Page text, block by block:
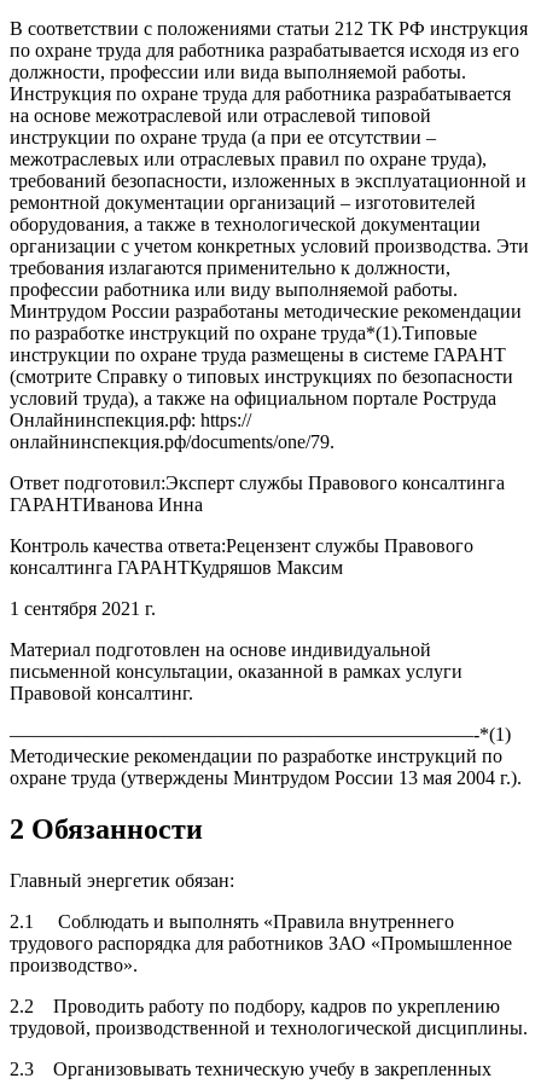
В соответствии с положениями статьи 212 ТК РФ инструкция
по охране труда для работника разрабатывается исходя из его
должности, профессии или вида выполняемой работы.
Инструкция по охране труда для работника разрабатывается
на основе межотраслевой или отраслевой типовой
инструкции по охране труда (а при ее отсутствии –
межотраслевых или отраслевых правил по охране труда),
требований безопасности, изложенных в эксплуатационной и
ремонтной документации организаций – изготовителей
оборудования, а также в технологической документации
организации с учетом конкретных условий производства. Эти
требования излагаются применительно к должности,
профессии работника или виду выполняемой работы.
Минтрудом России разработаны методические рекомендации
по разработке инструкций по охране труда*(1).Типовые
инструкции по охране труда размещены в системе ГАРАНТ
(смотрите Справку о типовых инструкциях по безопасности
условий труда), а также на официальном портале Роструда
Онлайнинспекция.рф: https://
онлайнинспекция.рф/documents/one/79.
Ответ подготовил:Эксперт службы Правового консалтинга
ГАРАНТИванова Инна
Контроль качества ответа:Рецензент службы Правового
консалтинга ГАРАНТКудряшов Максим
1 сентября 2021 г.
Материал подготовлен на основе индивидуальной
письменной консультации, оказанной в рамках услуги
Правовой консалтинг.
————————————————————————-*(1)
Методические рекомендации по разработке инструкций по
охране труда (утверждены Минтрудом России 13 мая 2004 г.).
2 Обязанности
Главный энергетик обязан:
2.1 Соблюдать и выполнять «Правила внутреннего
трудового распорядка для работников ЗАО «Промышленное
производство».
2.2 Проводить работу по подбору, кадров по укреплению
трудовой, производственной и технологической дисциплины.
2.3 Организовывать техническую учебу в закрепленных